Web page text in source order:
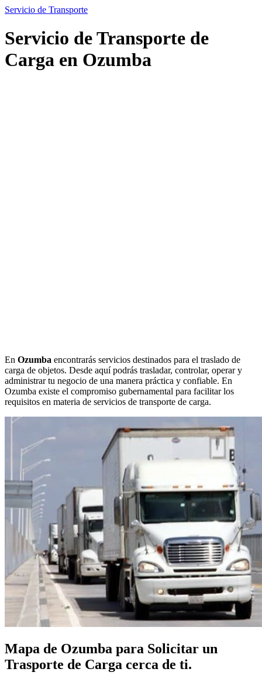
Servicio de Transporte
Servicio de Transporte de
Carga en Ozumba
En Ozumba encontrarás servicios destinados para el traslado de
carga de objetos. Desde aquí podrás trasladar, controlar, operar y
administrar tu negocio de una manera práctica y confiable. En
Ozumba existe el compromiso gubernamental para facilitar los
requisitos en materia de servicios de transporte de carga.
Mapa de Ozumba para Solicitar un
Trasporte de Carga cerca de ti.